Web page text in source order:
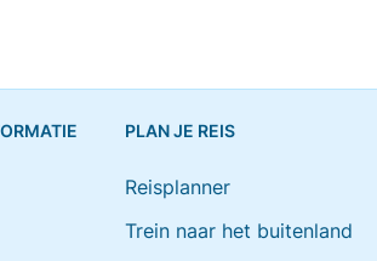
PLAN JE REIS
Reisplanner
Trein naar het buitenland